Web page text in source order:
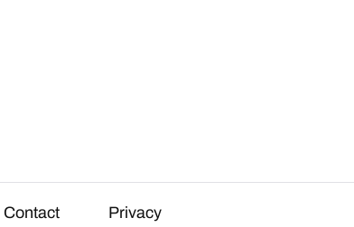
Contact Privacy